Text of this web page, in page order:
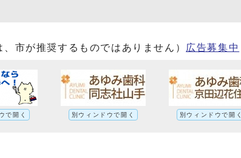
市が推奨するものではありません） 広告募集中
で開く 別ウィンドウで開く 別ウィンドウで開く